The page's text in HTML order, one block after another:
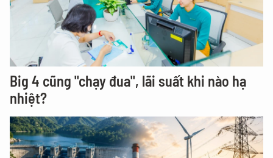
Big 4 cũng "chạy đua", lãi suất khi nào hạ
nhiệt?